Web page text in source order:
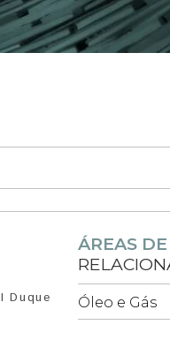
Duque
ÁREAS
Óleo e Gás